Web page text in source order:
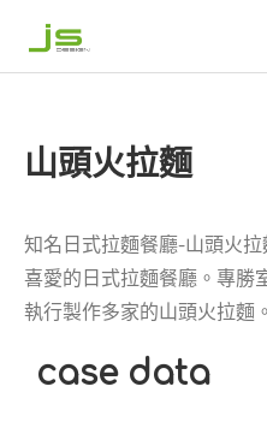
山頭火拉麵
知名日式拉麵餐廳-山頭火
喜愛的日式拉麵餐廳。專勝
執行製作多家的山頭火拉麵。
case data